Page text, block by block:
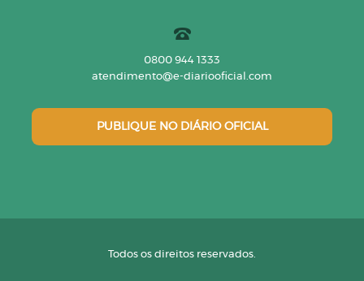
0800 944 1333
atendimento@e-diariooficial.com
PUBLIQUE NO DIÁRIO OFICIAL
Todos os direitos reservados.